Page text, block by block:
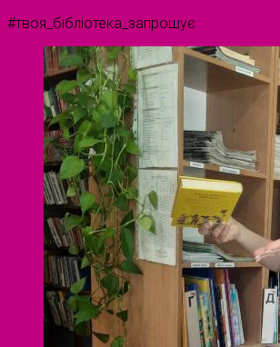
#твоя_бібліотека_запрошує